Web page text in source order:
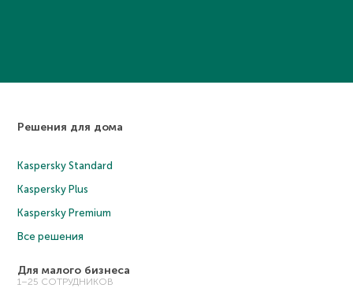
Решения для дома
Kaspersky Standard
Kaspersky Plus
Kaspersky Premium
Все решения
Для малого бизнеса
1–25 СОТРУДНИКОВ